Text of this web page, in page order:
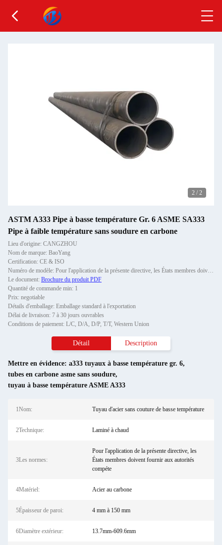
2 / 2
ASTM A333 Pipe à basse température Gr. 6 ASME SA333
Pipe à faible température sans soudure en carbone
Lieu d'origine: CANGZHOU
Nom de marque: BaoYang
Certification: CE & ISO
Numéro de modèle: Pour l'application de la présente directive, les États membres doivent fournir aux autorités compéte
Le document: Brochure du produit PDF
Quantité de commande min: 1
Prix: negotiable
Détails d'emballage: Emballage standard à l'exportation
Délai de livraison: 7 à 30 jours ouvrables
Conditions de paiement: L/C, D/A, D/P, T/T, Western Union
Détail Description
Mettre en évidence: a333 tuyaux à basse température gr. 6,
tubes en carbone asme sans soudure,
tuyau à basse température ASME A333
1Nom: Tuyau d'acier sans couture de basse température
2Technique: Laminé à chaud
3Les normes:
Pour l'application de la présente directive, les
États membres doivent fournir aux autorités
compéte
4Matériel: Acier au carbone
5Épaisseur de paroi: 4 mm à 150 mm
6Diamètre extérieur: 13.7mm-609.6mm